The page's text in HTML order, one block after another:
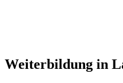
Weiterbildung in